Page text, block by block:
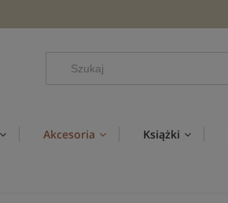
Akcesoria Książki